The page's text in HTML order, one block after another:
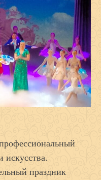
искусства.
праздник